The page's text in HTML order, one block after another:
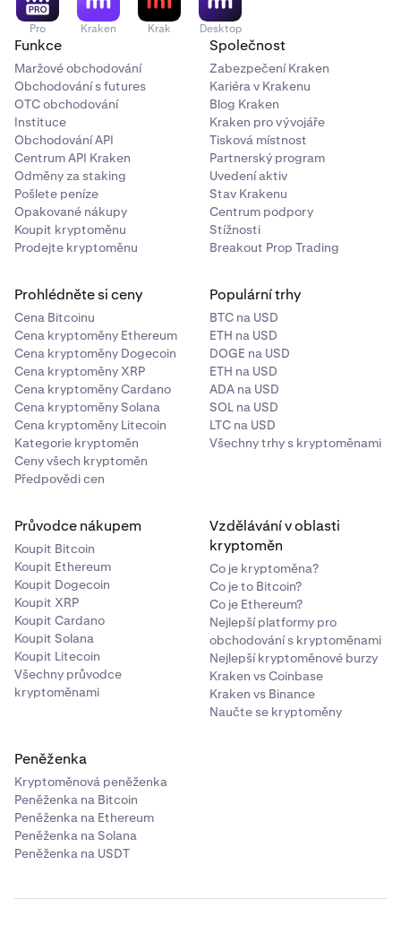
Riziko podvodu : Podvodné projekty nebo Ponziho
schémata mohou vést ke ztrátě celé investice.
Technologické riziko
: Chyby nebo selhání
technologie blockchainu by mohly ohrozit funkčnost
nebo hodnotu kryptoměny.
Riziko protistrany
: Pokud kryptoměnová burza nebo
platforma zkrachuje nebo bude napadena hackery,
můžete přijít o přístup k finančním prostředkům.
Riziko chytrých kontraktů: Bezpečnostní nebo jiné
chyby v chytrých kontraktech mohou být zneužity,
což může vést ke ztrátě prostředků nebo selhání
Pro Kraken Krak Desktop
Funkce
Maržové obchodování
Obchodování s futures
OTC obchodování
Instituce
Obchodování API
Centrum API Kraken
Odměny za staking
Pošlete peníze
Opakované nákupy
Koupit kryptoměnu
Prodejte kryptoměnu
Společnost
Zabezpečení Kraken
Kariéra v Krakenu
Blog Kraken
Kraken pro vývojáře
Tisková místnost
Partnerský program
Uvedení aktiv
Stav Krakenu
Centrum podpory
Stížnosti
Breakout Prop Trading
Prohlédněte si ceny
Cena Bitcoinu
Cena kryptoměny Ethereum
Cena kryptoměny Dogecoin
Cena kryptoměny XRP
Cena kryptoměny Cardano
Cena kryptoměny Solana
Cena kryptoměny Litecoin
Kategorie kryptoměn
Ceny všech kryptoměn
Předpovědi cen
Populární trhy
BTC na USD
ETH na USD
DOGE na USD
ETH na USD
ADA na USD
SOL na USD
LTC na USD
Všechny trhy s kryptoměnami
Průvodce nákupem
Koupit Bitcoin
Koupit Ethereum
Koupit Dogecoin
Koupit XRP
Koupit Cardano
Koupit Solana
Koupit Litecoin
Všechny průvodce
kryptoměnami
Vzdělávání v oblasti
kryptoměn
Co je kryptoměna?
Co je to Bitcoin?
Co je Ethereum?
Nejlepší platformy pro
obchodování s kryptoměnami
Nejlepší kryptoměnové burzy
Kraken vs Coinbase
Kraken vs Binance
Naučte se kryptoměny
Peněženka
Kryptoměnová peněženka
Peněženka na Bitcoin
Peněženka na Ethereum
Peněženka na Solana
Peněženka na USDT